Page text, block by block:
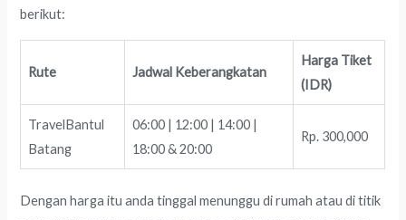
berikut:
Rute Jadwal Keberangkatan
Harga Tiket
(IDR)
TravelBantul
Batang
06:00 | 12:00 | 14:00 |
18:00 & 20:00
Rp. 300,000
Dengan harga itu anda tinggal menunggu di rumah atau di titik